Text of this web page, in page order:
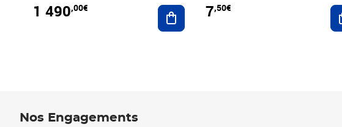
1 490,00€ Ajouter au panier
7,50€
Nos Engagements